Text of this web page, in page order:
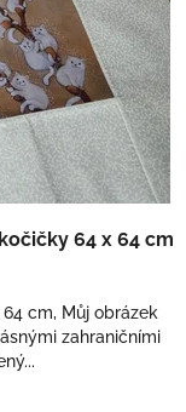
64 x 64 cm
cm, Můj obrázek
zahraničními